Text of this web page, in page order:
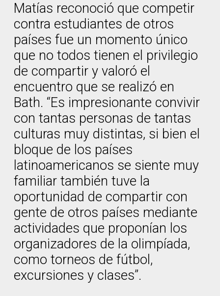
Matías reconoció que competir
contra estudiantes de otros
países fue un momento único
que no todos tienen el privilegio
de compartir y valoró el
encuentro que se realizó en
Bath. “Es impresionante convivir
con tantas personas de tantas
culturas muy distintas, si bien el
bloque de los países
latinoamericanos se siente muy
familiar también tuve la
oportunidad de compartir con
gente de otros países mediante
actividades que proponían los
organizadores de la olimpíada,
como torneos de fútbol,
excursiones y clases”.